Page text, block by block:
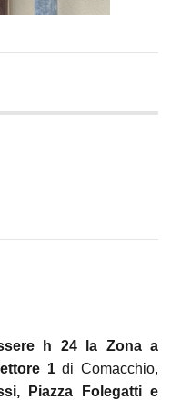
h 24 la Zona a
1di Comacchio,
Piazza Folegatti e